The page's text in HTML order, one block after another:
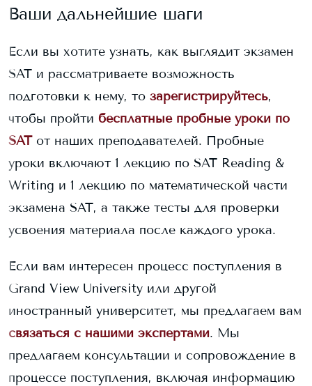
Ваши дальнейшие шаги
Если вы хотите узнать, как выглядит экзамен
SAT и рассматриваете возможность
подготовки к нему, то зарегистрируйтесь,
чтобы пройти бесплатные пробные уроки по
SAT от наших преподавателей. Пробные
уроки включают 1 лекцию по SAT Reading &
Writing и 1 лекцию по математической части
экзамена SAT, а также тесты для проверки
усвоения материала после каждого урока.
Если вам интересен процесс поступления в
Grand View University или другой
иностранный университет, мы предлагаем вам
связаться с нашими экспертами. Мы
предлагаем консультации и сопровождение в
процессе поступления, включая информацию